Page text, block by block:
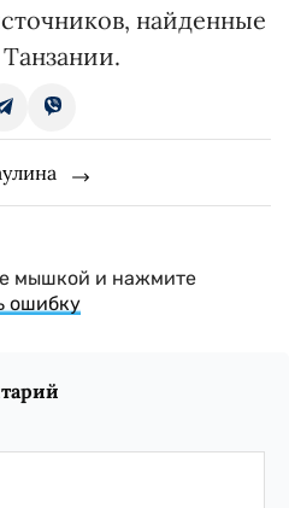
найденные
мышкой и нажмите
ошибку